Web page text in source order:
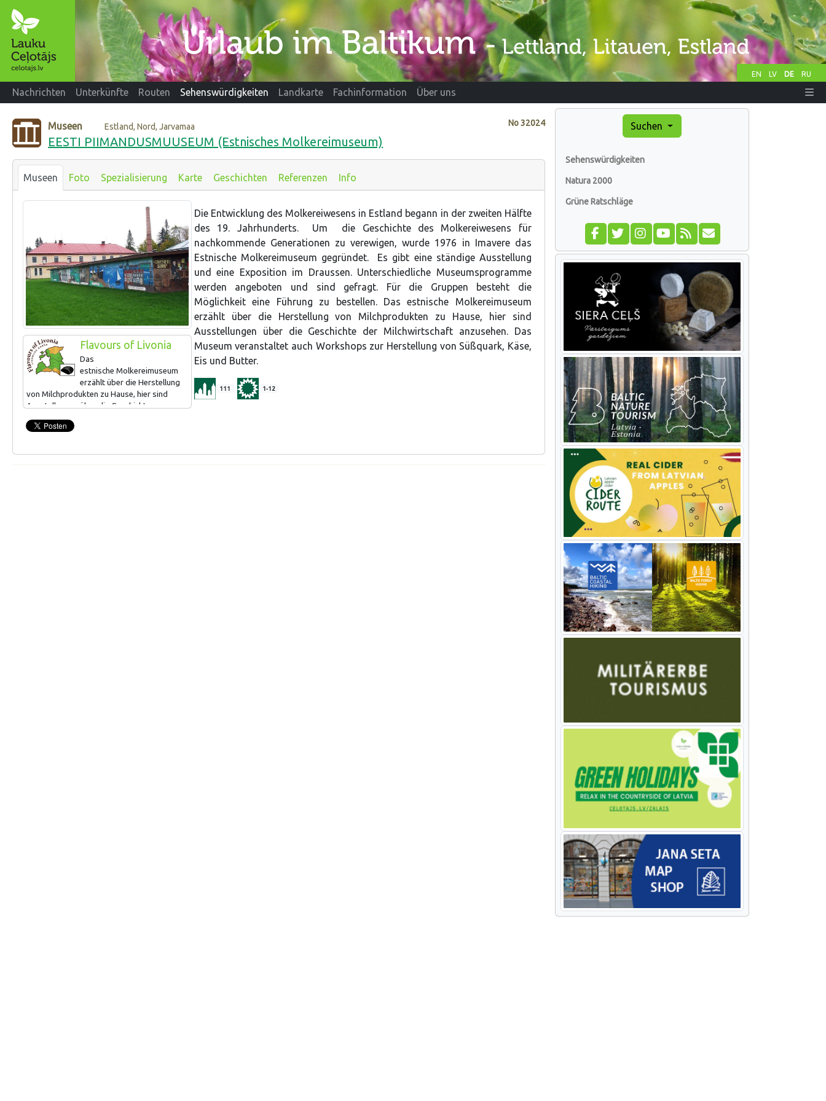
EN LV DE RU
Nachrichten Unterkünfte Routen Sehenswürdigkeiten Landkarte Fachinformation Über uns
No32024
Museen Estland, Nord, Jarvamaa
EESTI PIIMANDUSMUUSEUM (Estnisches Molkereimuseum)
Museen Foto Spezialisierung Karte Geschichten Referenzen Info
Flavours of Livonia
Das
estnische Molkereimuseum
erzählt über die Herstellung
von Milchprodukten zu Hause, hier sind
Ausstellungen über die Geschichte
veranstaltet auch Workshops zur
und Butter.
Die Entwicklung des Molkereiwesens in Estland begann in der zweiten Hälfte
des 19. Jahrhunderts. Um die Geschichte des Molkereiwesens für
nachkommende Generationen zu verewigen, wurde 1976 in Imavere das
Estnische Molkereimuseum gegründet. Es gibt eine ständige Ausstellung
und eine Exposition im Draussen. Unterschiedliche Museumsprogramme
werden angeboten und sind gefragt. Für die Gruppen besteht die
Möglichkeit eine Führung zu bestellen. Das estnische Molkereimuseum
erzählt über die Herstellung von Milchprodukten zu Hause, hier sind
Ausstellungen über die Geschichte der Milchwirtschaft anzusehen. Das
Museum veranstaltet auch Workshops zur Herstellung von Süßquark, Käse,
Eis und Butter.
111 1-12
Suchen
Sehenswürdigkeiten
Natura 2000
Grüne Ratschläge